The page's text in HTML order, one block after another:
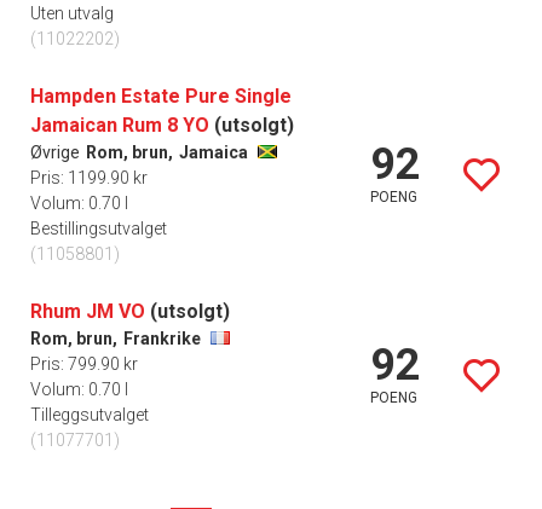
Uten utvalg
(11022202)
Hampden Estate Pure Single
Jamaican Rum 8 YO (utsolgt)
Øvrige Rom, brun, Jamaica
Pris: 1199.90 kr
Volum: 0.70 l
Bestillingsutvalget
(11058801)
92
POENG
Rhum JM VO (utsolgt)
Rom, brun, Frankrike
Pris: 799.90 kr
Volum: 0.70 l
Tilleggsutvalget
(11077701)
92
POENG